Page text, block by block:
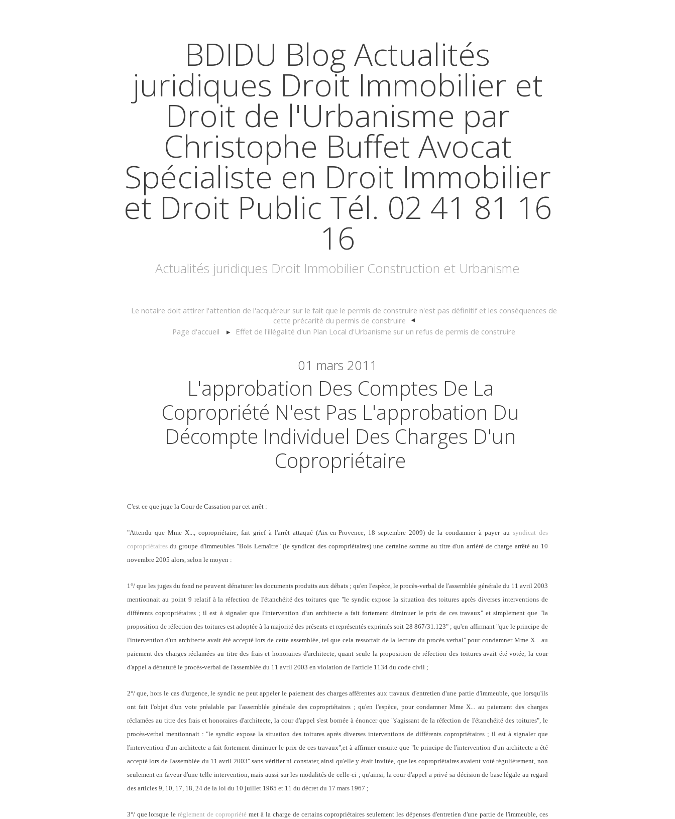
BDIDU Blog Actualités
juridiques Droit Immobilier et
Droit de l'Urbanisme par
Christophe Buffet Avocat
Spécialiste en Droit Immobilier
et Droit Public Tél. 02 41 81 16
16
Actualités juridiques Droit Immobilier Construction et Urbanisme
Le notaire doit attirer l'attention de l'acquéreur sur le fait que le permis de construire n'est pas définitif et les conséquences de
cette précarité du permis de construire
Page d'accueil
Effet de l'illégalité d'un Plan Local d'Urbanisme sur un refus de permis de construire
01 mars 2011
L'approbation Des Comptes De La
Copropriété N'est Pas L'approbation Du
Décompte Individuel Des Charges D'un
Copropriétaire
C'est ce que juge la Cour de Cassation par cet arrêt :
"Attendu que Mme X..., copropriétaire, fait grief à l'arrêt attaqué (Aix-en-Provence, 18 septembre 2009) de la condamner à payer au syndicat des
copropriétairesdu groupe d'immeubles "Bois Lemaître" (le syndicat des copropriétaires) une certaine somme au titre d'un arriéré de charge arrêté au 10
novembre 2005 alors, selon le moyen :
1°/ que les juges du fond ne peuvent dénaturer les documents produits aux débats ; qu'en l'espèce, le procès-verbal de l'assemblée générale du 11 avril 2003
mentionnait au point 9 relatif à la réfection de l'étanchéité des toitures que "le syndic expose la situation des toitures après diverses interventions de
différents copropriétaires ; il est à signaler que l'intervention d'un architecte a fait fortement diminuer le prix de ces travaux" et simplement que "la
proposition de réfection des toitures est adoptée à la majorité des présents et représentés exprimés soit 28 867/31.123" ; qu'en affirmant "que le principe de
l'intervention d'un architecte avait été accepté lors de cette assemblée, tel que cela ressortait de la lecture du procès verbal" pour condamner Mme X... au
paiement des charges réclamées au titre des frais et honoraires d'architecte, quant seule la proposition de réfection des toitures avait été votée, la cour
d'appel a dénaturé le procès-verbal de l'assemblée du 11 avril 2003 en violation de l'article 1134 du code civil ;
2°/ que, hors le cas d'urgence, le syndic ne peut appeler le paiement des charges afférentes aux travaux d'entretien d'une partie d'immeuble, que lorsqu'ils
ont fait l'objet d'un vote préalable par l'assemblée générale des copropriétaires ; qu'en l'espèce, pour condamner Mme X... au paiement des charges
réclamées au titre des frais et honoraires d'architecte, la cour d'appel s'est bornée à énoncer que "s'agissant de la réfection de l'étanchéité des toitures", le
procès-verbal mentionnait : "le syndic expose la situation des toitures après diverses interventions de différents copropriétaires ; il est à signaler que
l'intervention d'un architecte a fait fortement diminuer le prix de ces travaux",et à affirmer ensuite que "le principe de l'intervention d'un architecte a été
accepté lors de l'assemblée du 11 avril 2003" sans vérifier ni constater, ainsi qu'elle y était invitée, que les copropriétaires avaient voté régulièrement, non
seulement en faveur d'une telle intervention, mais aussi sur les modalités de celle-ci ; qu'ainsi, la cour d'appel a privé sa décision de base légale au regard
des articles 9, 10, 17, 18, 24 de la loi du 10 juillet 1965 et 11 du décret du 17 mars 1967 ;
3°/ que lorsque lerèglement de copropriété met à la charge de certains copropriétaires seulement les dépenses d'entretien d'une partie de l'immeuble, ces